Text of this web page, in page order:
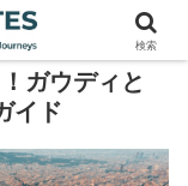
ガウディと
イド
検索